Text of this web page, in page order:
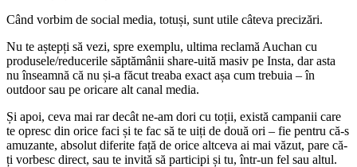
Când vorbim de social media, totuși, sunt utile câteva precizări.
Nu te aștepți să vezi, spre exemplu, ultima reclamă Auchan cu
produsele/reducerile săptămânii share-uită masiv pe Insta, dar asta
nu înseamnă că nu și-a făcut treaba exact așa cum trebuia – în
outdoor sau pe oricare alt canal media.
Și apoi, ceva mai rar decât ne-am dori cu toții, există campanii care
te opresc din orice faci și te fac să te uiți de două ori – fie pentru că-s
amuzante, absolut diferite față de orice altceva ai mai văzut, pare că-
ți vorbesc direct, sau te invită să participi și tu, într-un fel sau altul.